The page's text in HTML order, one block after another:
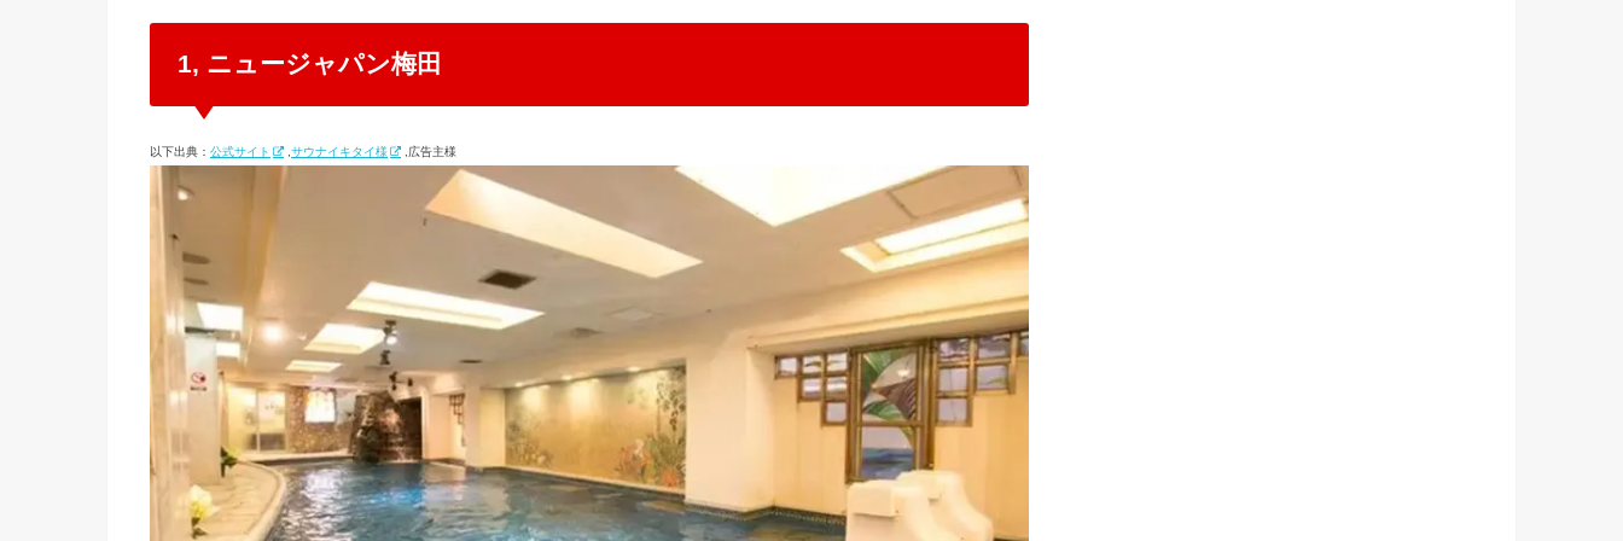
1, ニュージャパン梅田
以下出典： 公式サイト サウナイキタイ様 ,広告主様